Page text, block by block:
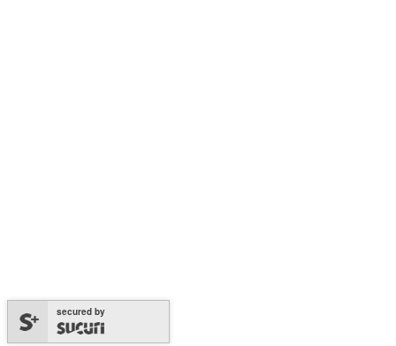
secured by